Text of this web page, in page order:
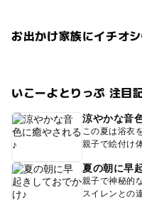
お出かけ家族にイチオ
いこーよとりっぷ 注目
涼やかな音
この夏は浴衣
親子で絵付け
夏の朝に早
親子で神秘的
スイレンとの